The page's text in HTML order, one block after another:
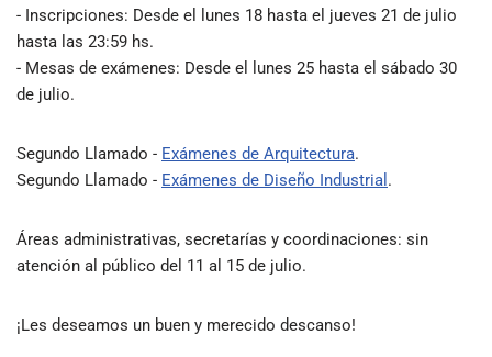
- Inscripciones: Desde el lunes 18 hasta el jueves 21 de julio
hasta las 23:59 hs.
- Mesas de exámenes: Desde el lunes 25 hasta el sábado 30
de julio.
Segundo Llamado - Exámenes de Arquitectura.
Segundo Llamado - Exámenes de Diseño Industrial .
Áreas administrativas, secretarías y coordinaciones: sin
atención al público del 11 al 15 de julio.
¡Les deseamos un buen y merecido descanso!